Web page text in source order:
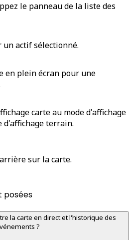
le panneau de la liste des
un actif sélectionné.
en plein écran pour une
carte au mode d'affichage
d'affichage terrain.
sur la carte.
posées
la carte en direct et l'historique des
?